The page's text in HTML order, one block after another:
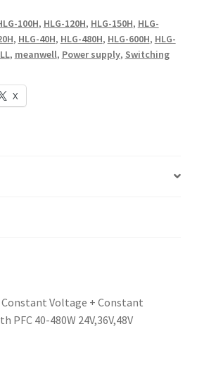
100H, HLG-120H, HLG-150H, HLG-
, HLG-40H, HLG-480H, HLG-600H, HLG-
, meanwell, Power supply, Switching
X
Constant Voltage + Constant
PFC 40-480W 24V,36V,48V